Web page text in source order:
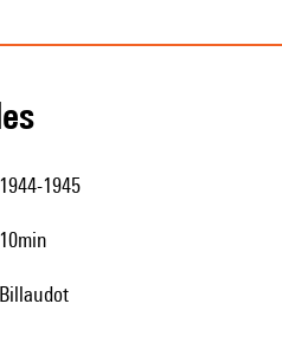
1944-1945
10min
Billaudot